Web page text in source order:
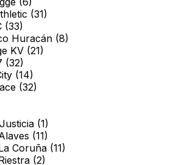
(31)
(33)
Huracán (8)
KV (21)
(32)
(14)
(32)
(1)
(11)
Coruña (11)
(2)